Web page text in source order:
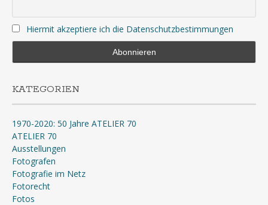
Hiermit akzeptiere ich die Datenschutzbestimmungen
KATEGORIEN
1970-2020: 50 Jahre ATELIER 70
ATELIER 70
Ausstellungen
Fotografen
Fotografie im Netz
Fotorecht
Fotos